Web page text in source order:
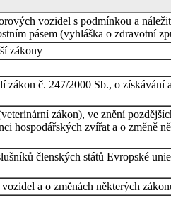
vozidel s podmínkou a
pásem (vyhláška o zdravotní
zákony
č. 247/2000 Sb., o
zákon), ve znění
hospodářských zvířat a o změně
členských států Evropské
a o změnách některých